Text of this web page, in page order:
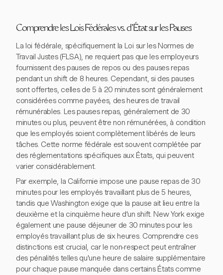
Comprendre les Lois Fédérales vs. d'État sur les Pauses
La loi fédérale, spécifiquement la Loi sur les Normes de
Travail Justes (FLSA), ne requiert pas que les employeurs
fournissent des pauses de repos ou des pauses repas
pendant un shift de 8 heures. Cependant, si des pauses
sont offertes, celles de 5 à 20 minutes sont généralement
considérées comme payées, des heures de travail
rémunérables. Les pauses repas, généralement de 30
minutes ou plus, peuvent être non rémunérées, à condition
que les employés soient complètement libérés de leurs
tâches. Cette norme fédérale est souvent complétée par
des réglementations spécifiques aux États, qui peuvent
varier considérablement.
Par exemple, la Californie impose une pause repas de 30
minutes pour les employés travaillant plus de 5 heures,
tandis que Washington exige que la pause ait lieu entre la
deuxième et la cinquième heure d'un shift. New York exige
également une pause déjeuner de 30 minutes pour les
employés travaillant plus de six heures. Comprendre ces
distinctions est crucial, car le non-respect peut entraîner
des pénalités telles qu'une heure de salaire supplémentaire
pour chaque pause manquée dans certains États comme